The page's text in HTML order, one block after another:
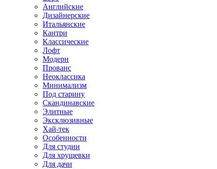
Английские
Дизайнерские
Итальянские
Кантри
Классические
Лофт
Модерн
Прованс
Неоклассика
Минимализм
Под старину
Скандинавские
Элитные
Эксклюзивные
Хай-тек
Особенности
Для студии
Для хрущевки
Для дачи